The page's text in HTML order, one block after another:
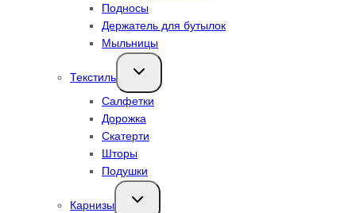
Подносы
Держатель для бутылок
Мыльницы
Текстиль
Переключить
дочернее
Салфетки
Дорожка
Скатерти
Шторы
Подушки
Карнизы
Переключить
дочернее